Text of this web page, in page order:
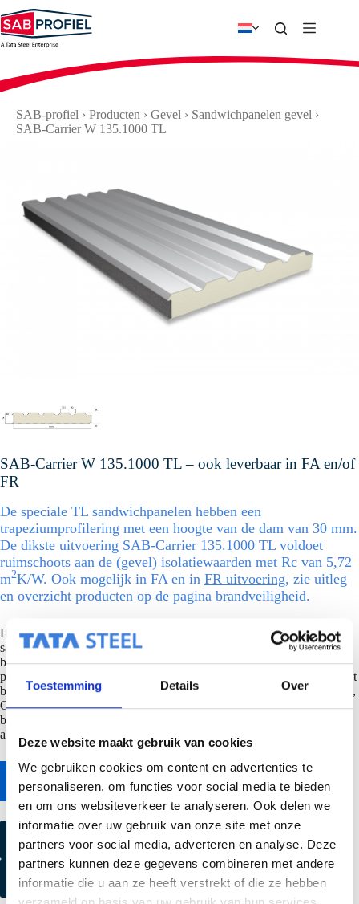
Toestemming Details Over
Deze website maakt gebruik van cookies
We gebruiken cookies om content en advertenties te
personaliseren, om functies voor social media te bieden
en om ons websiteverkeer te analyseren. Ook delen we
informatie over uw gebruik van onze site met onze
partners voor social media, adverteren en analyse. Deze
partners kunnen deze gegevens combineren met andere
informatie die u aan ze heeft verstrekt of die ze hebben
naar
de
inhoud
SAB-profiel › Producten › Gevel › Sandwichpanelen gevel ›
SAB-Carrier W 135.1000 TL
SAB-Carrier W 135.1000 TL – ook leverbaar in FA en/of
FR
De speciale TL sandwichpanelen hebben een
trapeziumprofilering met een hoogte van de dam van 30 mm.
De dikste uitvoering SAB-Carrier 135.1000 TL voldoet
ruimschoots aan de (gevel) isolatiewaarden met Rc van 5,72
m2K/W. Ook mogelijk in FA en in FR uitvoering, zie uitleg
en overzicht producten op de pagina brandveiligheid.
Het SAB-Carriersysteem bestaat uit speciaal gefabriceerde
sandwichpanelen met verhoogde schuimhechting en dikkere stalen
buitenplaten, een (rail) bevestigingssysteem en SAB (Design)
profielplaten. De stalen buitenplaat van het SAB-Carriersysteem wordt
bij voorkeur voorzien van een duurzame coating in Colorcoat SDP 50,
Colorcoat HPS200 Ultra of Colorcoat Prisma voor de beste
bescherming. Naast stalen profielplaten is ook ander materiaal als
aluminium of composiet mogelijk als vliesgevel.
Naar online bestekservice
Kleurmonster aanvragen
Productmonster aanvragen